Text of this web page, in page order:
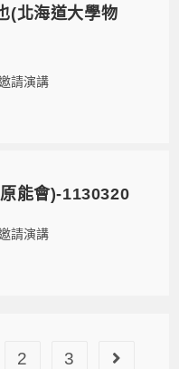
(北海道大學物
請演講
能會)-1130320
請演講
2 3